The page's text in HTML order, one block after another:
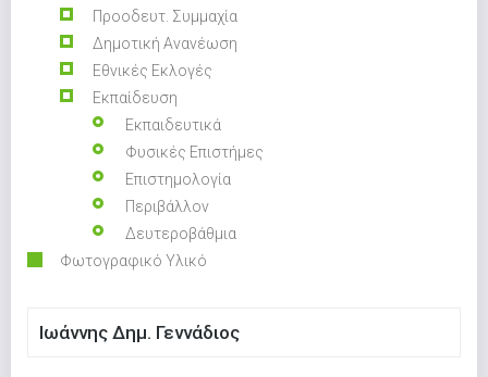
Προοδευτ. Συμμαχία
Δημοτική Ανανέωση
Εθνικές Εκλογές
Εκπαίδευση
Εκπαιδευτικά
Φυσικές Επιστήμες
Επιστημολογία
Περιβάλλον
Δευτεροβάθμια
Φωτογραφικό Υλικό
Ιωάννης Δημ. Γεννάδιος